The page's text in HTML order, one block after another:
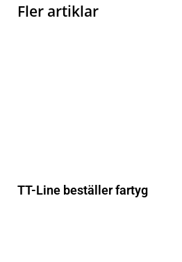
Fler artiklar
TT-Line beställer fartyg